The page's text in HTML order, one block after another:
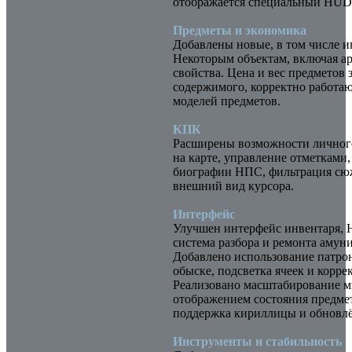
Предметы и экономика
Добавлены новые, в том числе
Некоторым объектам, включая
свойства. Цена и вес предметов
содержимого, корректно
моделей предметов.
КПК
Расширены возможности
на карте, управление
биографии НПС, фильтрация
внешний вид курсора.
Интерфейс
Улучшен интерфейс инвентаря,
система разбора и ремонта
Добавлено использование
обыске, подсветка ячеек и
Реализовано масштабирование
отображением состояния
поддержка кириллицы и
Инструменты и стабильность